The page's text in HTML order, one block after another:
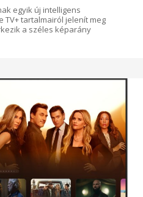
egyik új intelligens
TV+ tartalmairól jelenít meg
a széles képarány